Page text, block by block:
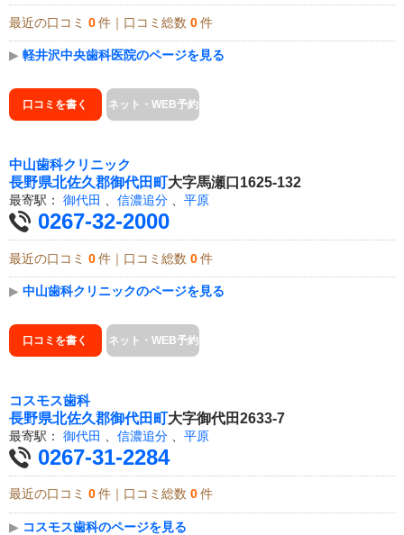
最近の口コミ 0 件｜口コミ総数 0 件
▶ 軽井沢中央歯科医院のページを見る
口コミを書く ネット・WEB予約
中山歯科クリニック
長野県北佐久郡御代田町大字馬瀬口1625-132
最寄駅： 御代田 、 信濃追分 、 平原
0267-32-2000
最近の口コミ 0 件｜口コミ総数 0 件
▶ 中山歯科クリニックのページを見る
口コミを書く ネット・WEB予約
コスモス歯科
長野県北佐久郡御代田町大字御代田2633-7
最寄駅： 御代田 信濃追分 平原
0267-31-2284
最近の口コミ 0 件｜口コミ総数 0 件
▶ コスモス歯科のページを見る